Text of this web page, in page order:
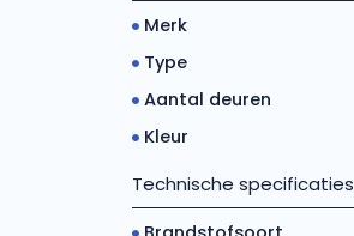
Merk
Type
Aantal deuren
Kleur
Technische specificaties